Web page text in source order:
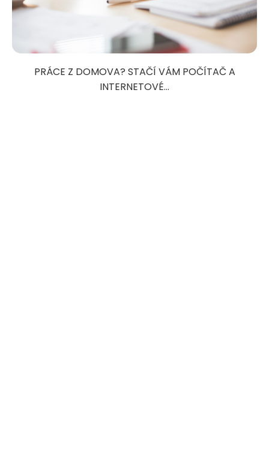
PRÁCE Z DOMOVA? STAČÍ VÁM POČÍTAČ A
INTERNETOVÉ...